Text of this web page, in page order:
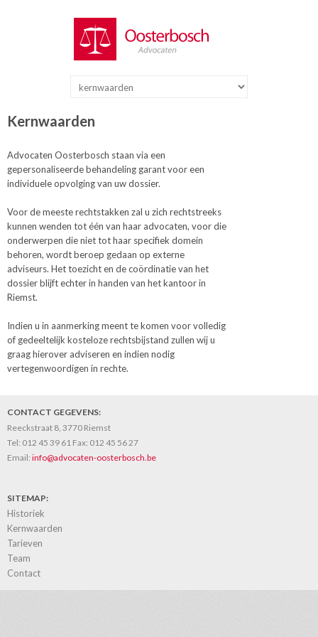
Kernwaarden
Advocaten Oosterbosch staan via een
gepersonaliseerde behandeling garant voor een
individuele opvolging van uw dossier.
Voor de meeste rechtstakken zal u zich rechtstreeks
kunnen wenden tot één van haar advocaten, voor die
onderwerpen die niet tot haar specifiek domein
behoren, wordt beroep gedaan op externe
adviseurs. Het toezicht en de coördinatie van het
dossier blijft echter in handen van het kantoor in
Riemst.
Indien u in aanmerking meent te komen voor volledig
of gedeeltelijk kosteloze rechtsbijstand zullen wij u
graag hierover adviseren en indien nodig
vertegenwoordigen in rechte.
CONTACT GEGEVENS:
Reeckstraat 8, 3770 Riemst
Tel: 012 45 39 61 Fax: 012 45 56 27
Email: info@advocaten-oosterbosch.be
SITEMAP:
Historiek
Kernwaarden
Tarieven
Team
Contact